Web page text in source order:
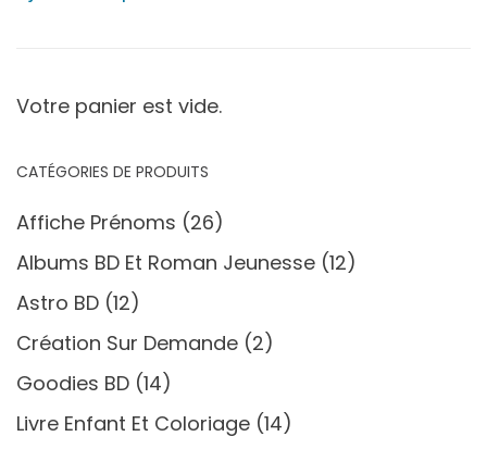
Votre panier est vide.
CATÉGORIES DE PRODUITS
Affiche Prénoms (26)
Albums BD Et Roman Jeunesse (12)
Astro BD (12)
Création Sur Demande (2)
Goodies BD (14)
Livre Enfant Et Coloriage (14)